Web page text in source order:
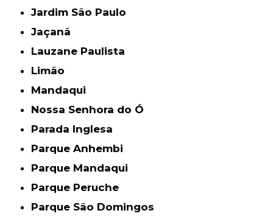
Jardim São Paulo
Jaçanã
Lauzane Paulista
Limão
Mandaqui
Nossa Senhora do Ó
Parada Inglesa
Parque Anhembi
Parque Mandaqui
Parque Peruche
Parque São Domingos